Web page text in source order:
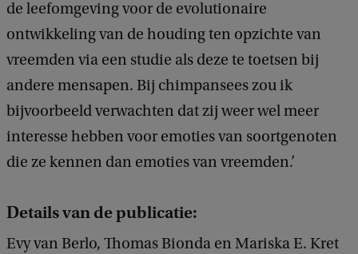
de leefomgeving voor de evolutionaire
ontwikkeling van de houding ten opzichte van
vreemden via een studie als deze te toetsen bij
andere mensapen. Bij chimpansees zou ik
bijvoorbeeld verwachten dat zij weer wel meer
interesse hebben voor emoties van soortgenoten
die ze kennen dan emoties van vreemden.’
Details van de publicatie:
Evy van Berlo, Thomas Bionda en Mariska E. Kret